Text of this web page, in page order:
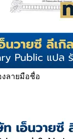
ลายมือชื่อ